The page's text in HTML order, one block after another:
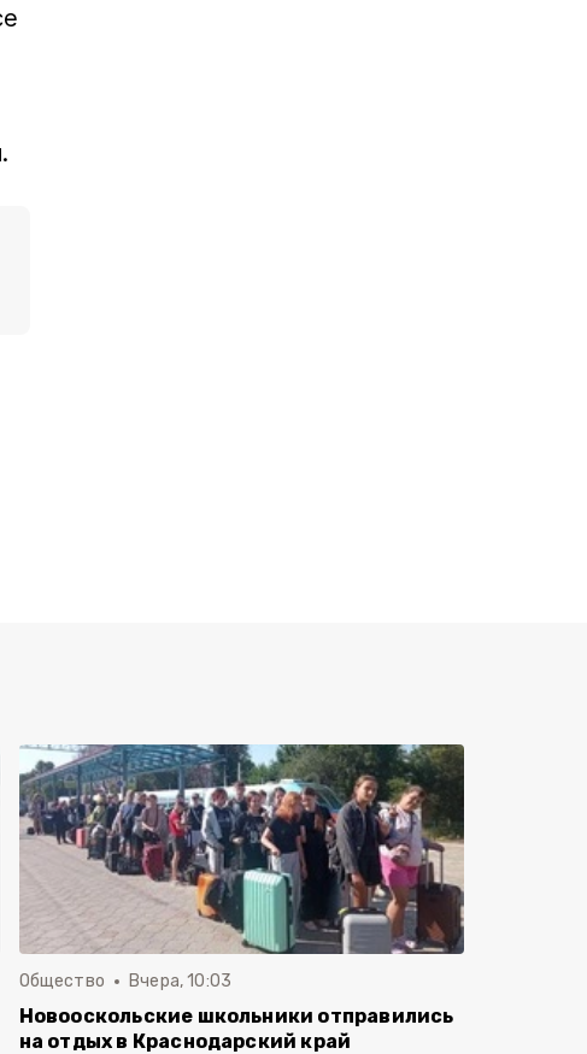
Общество Вчера, 10:03
Новооскольские школьники отправились
на отдых в Краснодарский край